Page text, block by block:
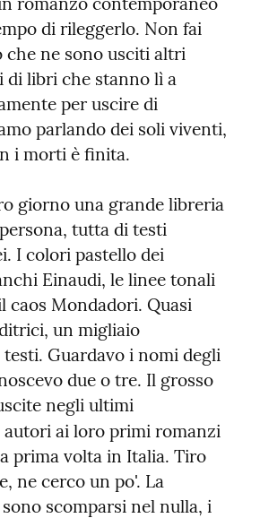
di rileggerlo. Non fai
ne sono usciti altri
libri che stanno lì a
per uscire di
parlando dei soli viventi,
i morti è finita.
giorno una grande libreria
tutta di testi
I colori pastello dei
Einaudi, le linee tonali
caos Mondadori. Quasi
un migliaio
Guardavo i nomi degli
due o tre. Il grosso
negli ultimi
ai loro primi romanzi
prima volta in Italia. Tiro
ne cerco un po'. La
scomparsi nel nulla, i